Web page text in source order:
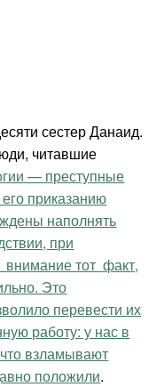
сестер Данаид.
читавшие
— преступные
приказанию
наполнять
при
внимание тот факт,
Это
перевести их
работу: у нас в
взламывают
положили.